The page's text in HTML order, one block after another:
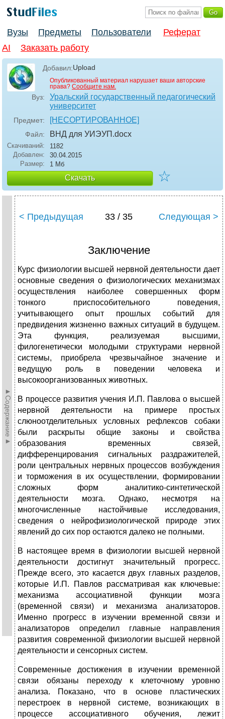
Вузы Предметы Пользователи
Реферат
AI
Заказать работу
Добавил:Upload
Опубликованный материал нарушает ваши авторские
права? Сообщите нам.
Вуз:
Уральский государственный педагогический
университет
Предмет: [НЕСОРТИРОВАННОЕ]
Файл: ВНД для УИЭУП .docx
Скачиваний:
1182
Добавлен:
30.04.2015
Размер:
1 Мб
Скачать ☆
►Содержание►
< Предыдущая 33 / 35 Следующая >
Заключение
Курс физиологии высшей нервной деятельности дает
основные сведения о физиологических механизмах
осуществления наиболее совершенных форм
тонкого приспособительного поведения,
учитывающего опыт прошлых событий для
предвидения жизненно важных ситуаций в будущем.
Эта функция, реализуемая высшими,
филогенетически молодыми структурами нервной
системы, приобрела чрезвычайное значение и
ведущую роль в поведении человека и
высокоорганизованных животных.
В процессе развития учения И.П. Павлова о высшей
нервной деятельности на примере простых
слюноотделительных условных рефлексов собаки
были раскрыты общие законы и свойства
образования временных связей,
дифференцирования сигнальных раздражителей,
роли центральных нервных процессов возбуждения
и торможения в их осуществлении, формировании
сложных форм аналитико-синтетической
деятельности мозга. Однако, несмотря на
многочисленные настойчивые исследования,
сведения о нейрофизиологической природе этих
явлений до сих пор остаются далеко не полными.
В настоящее время в физиологии высшей нервной
деятельности достигнут значительный прогресс.
Прежде всего, это касается двух главных разделов,
которые И.П. Павлов рассматривая как ключевые:
механизма ассоциативной функции мозга
(временной связи) и механизма анализаторов.
Именно прогресс в изучении временной связи и
анализаторов определил главные направления
развития современной физиологии высшей нервной
деятельности и сенсорных систем.
Современные достижения в изучении временной
связи обязаны переходу к клеточному уровню
анализа. Показано, что в основе пластических
перестроек в нервной системе, возникающих в
процессе ассоциативного обучения, лежит